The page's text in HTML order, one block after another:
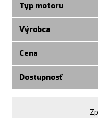
Typ motoru
Výrobca
Cena
Dostupnosť